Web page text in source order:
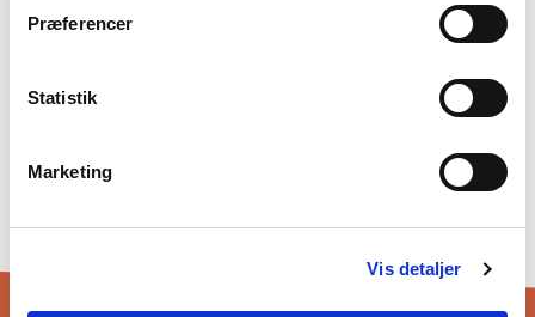
Præferencer
Statistik
Marketing
Vis detaljer
Nordisk samarbeid
Ha praksis hos oss
Cookiepolitik
Nyheter